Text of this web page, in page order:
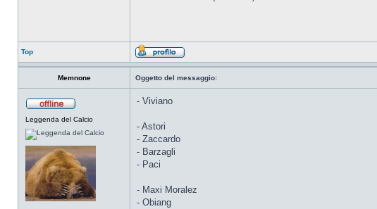
Top
Memnone Oggetto del messaggio:
Leggenda del Calcio
- Viviano
- Astori
- Zaccardo
- Barzagli
- Paci
- Maxi Moralez
- Obiang